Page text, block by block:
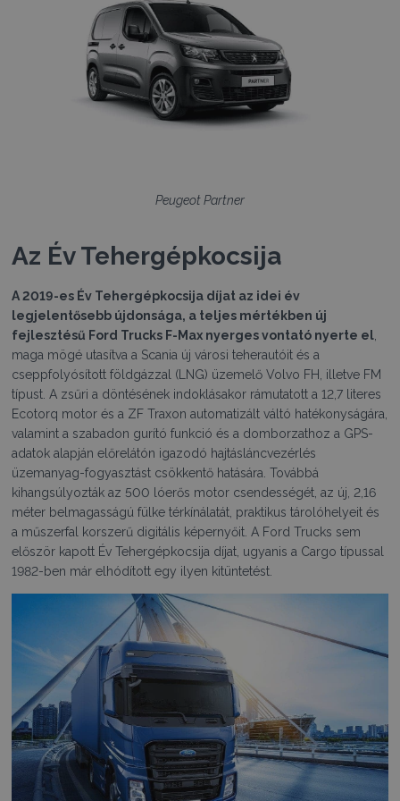
Peugeot Partner
Az Év Tehergépkocsija
A 2019-es Év Tehergépkocsija díjat az idei év
legjelentősebb újdonsága, a teljes mértékben új
fejlesztésű Ford Trucks F-Max nyerges vontató nyerte el,
maga mögé utasítva a Scania új városi teherautóit és a
cseppfolyósított földgázzal (LNG) üzemelő Volvo FH, illetve FM
típust. A zsűri a döntésének indoklásakor rámutatott a 12,7 literes
Ecotorq motor és a ZF Traxon automatizált váltó hatékonyságára,
valamint a szabadon gurító funkció és a domborzathoz a GPS-
adatok alapján előrelátón igazodó hajtásláncvezérlés
üzemanyag-fogyasztást csökkentő hatására. Továbbá
kihangsúlyozták az 500 lóerős motor csendességét, az új, 2,16
méter belmagasságú fülke térkínálatát, praktikus tárolóhelyeit és
a műszerfal korszerű digitális képernyőit. A Ford Trucks sem
először kapott Év Tehergépkocsija díjat, ugyanis a Cargo típussal
1982-ben már elhódított egy ilyen kitüntetést.